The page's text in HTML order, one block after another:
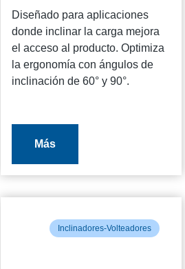
Diseñado para aplicaciones
donde inclinar la carga mejora
el acceso al producto. Optimiza
la ergonomía con ángulos de
inclinación de 60° y 90°.
Más
Inclinadores-Volteadores